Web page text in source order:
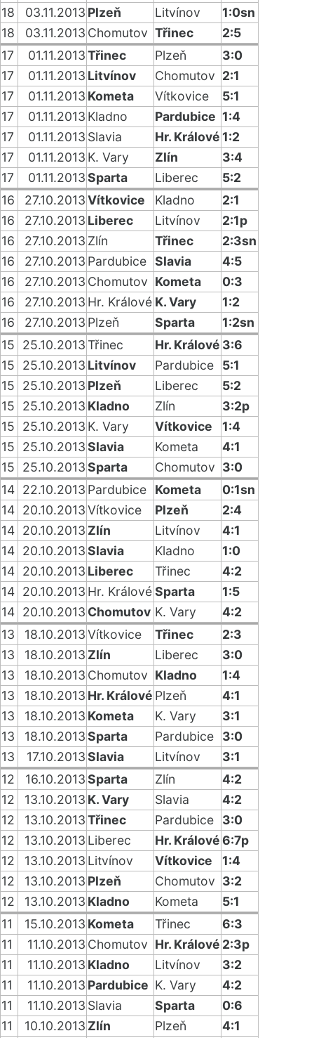
18
03.11.2013 Plzeň Litvínov
1:0sn
18
03.11.2013 Chomutov Třinec
2:5
17
01.11.2013Třinec Plzeň
3:0
17
01.11.2013 Litvínov Chomutov 2:1
17
01.11.2013 Kometa Vítkovice
5:1
17
01.11.2013 Kladno Pardubice 1:4
17
01.11.2013 Slavia Hr. Králové 1:2
17
01.11.2013 K. Vary Zlín
3:4
17
01.11.2013Sparta Liberec
5:2
16
27.10.2013Vítkovice Kladno
2:1
16
27.10.2013 Liberec Litvínov
2:1p
16
27.10.2013 Zlín Třinec
2:3sn
16
27.10.2013 Pardubice Slavia
4:5
16
27.10.2013 Chomutov Kometa
0:3
16
27.10.2013 Hr. Králové K. Vary
1:2
16
27.10.2013 Plzeň Sparta
1:2sn
15
25.10.2013Třinec Hr. Králové 3:6
15
25.10.2013 Litvínov Pardubice
5:1
15
25.10.2013 Plzeň Liberec
5:2
15
25.10.2013 Kladno Zlín
3:2p
15
25.10.2013 K. Vary Vítkovice
1:4
15
25.10.2013Slavia Kometa
4:1
15
25.10.2013Sparta Chomutov 3:0
14 22.10.2013 Pardubice Kometa
0:1sn
14 20.10.2013Vítkovice Plzeň
2:4
14 20.10.2013 Zlín Litvínov
4:1
14 20.10.2013Slavia Kladno
1:0
14 20.10.2013 Liberec Třinec
4:2
14 20.10.2013 Hr. KrálovéSparta
1:5
14 20.10.2013 Chomutov K. Vary
4:2
13
18.10.2013Vítkovice Třinec
2:3
13
18.10.2013 Zlín Liberec
3:0
13
18.10.2013 Chomutov Kladno
1:4
13
18.10.2013 Hr. Králové Plzeň
4:1
13
18.10.2013 Kometa K. Vary
3:1
13
18.10.2013Sparta Pardubice
3:0
13
17.10.2013Slavia Litvínov
3:1
12
16.10.2013Sparta Zlín
4:2
12
13.10.2013 K. Vary Slavia
4:2
12
13.10.2013Třinec Pardubice
3:0
12
13.10.2013 Liberec Hr. Králové6:7p
12
13.10.2013 Litvínov Vítkovice
1:4
12
13.10.2013 Plzeň Chomutov 3:2
12
13.10.2013 Kladno Kometa
5:1
11
15.10.2013 Kometa Třinec
6:3
11
11.10.2013 Chomutov Hr. Králové 2:3p
11
11.10.2013 Kladno Litvínov
3:2
11
11.10.2013 Pardubice K. Vary
4:2
11
11.10.2013 Slavia Sparta
0:6
11
10.10.2013 Zlín Plzeň
4:1